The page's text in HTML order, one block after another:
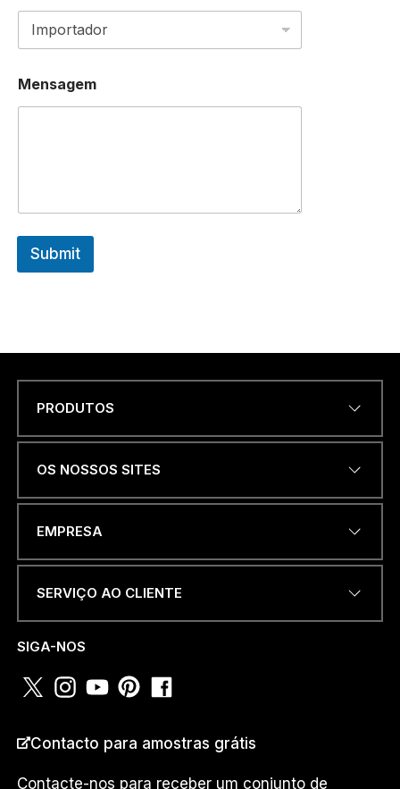
Mensagem
Submit
PRODUTOS
OS NOSSOS SITES
EMPRESA
SERVIÇO AO CLIENTE
SIGA-NOS
Contacto para amostras grátis
Contacte-nos para receber um conjunto de